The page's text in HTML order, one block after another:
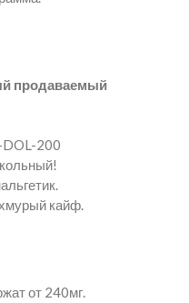
продаваемый
200
кайф.
от 240мг.